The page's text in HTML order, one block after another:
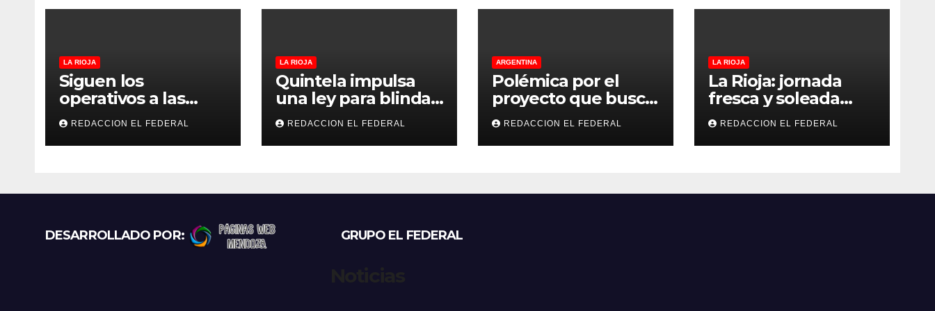
s
LA RIOJA
Siguen los
operativos a las
“rodadas” y
retienen a varias
motocicletas
REDACCION EL FEDERAL
LA RIOJA
Quintela impulsa
una ley para blindar
las tierras rurales de
La Rioja: cuáles son
los principales
REDACCION EL FEDERAL
ARGENTINA
Polémica por el
proyecto que busca
regular criaderos y
refugios de perros y
gatos: denuncian
REDACCION EL FEDERAL
LA RIOJA
La Rioja: jornada
fresca y soleada
este jueves, con
temperaturas
estables para el
REDACCION EL FEDERAL
DESARROLLADO POR: GRUPO EL FEDERAL